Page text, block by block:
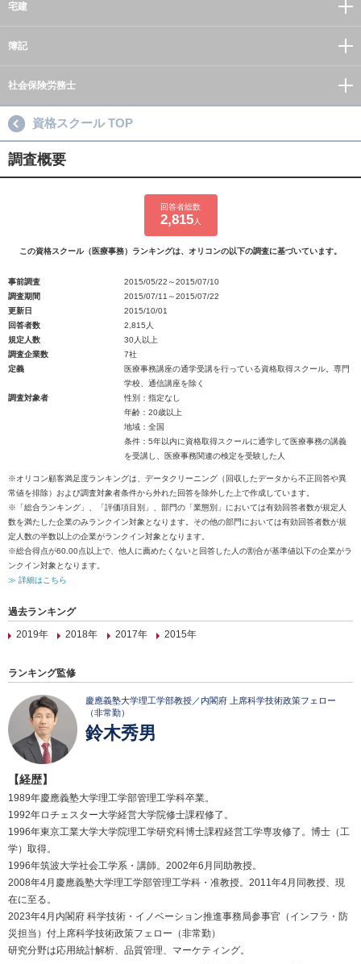
宅建
簿記
社会保険労務士
資格スクール TOP
調査概要
回答者総数
2,815人
この資格スクール（医療事務）ランキングは、オリコンの以下の調査に基づいています。
事前調査
2015/05/22～2015/07/10
調査期間
2015/07/11～2015/07/22
更新日
2015/10/01
回答者数
2,815人
規定人数
30人以上
調査企業数
7社
定義
医療事務講座の通学受講を行っている資格取得スクール。専門
学校、通信講座を除く
調査対象者
性別：指定なし
年齢：20歳以上
地域：全国
条件：5年以内に資格取得スクールに通学して医療事務の講義
を受講し、医療事務関連の検定を受験した人
※オリコン顧客満足度ランキングは、データクリーニング（回収したデータから不正回答や異
常値を排除）および調査対象者条件から外れた回答を除外した上で作成しています。
※「総合ランキング」、「評価項目別」、部門の「業態別」においては有効回答者数が規定人
数を満たした企業のみランクイン対象となります。その他の部門においては有効回答者数が規
定人数の半数以上の企業がランクイン対象となります。
※総合得点が60.00点以上で、他人に薦めたくないと回答した人の割合が基準値以下の企業がラ
ンクイン対象となります。
≫ 詳細はこちら
過去ランキング
2019年
2018年 2017年 2015年
ランキング監修
慶應義塾大学理工学部教授／内閣府 上席科学技術政策フェロー
（非常勤）
鈴木秀男
【経歴】
1989年慶應義塾大学理工学部管理工学科卒業。
1992年ロチェスター大学経営大学院修士課程修了。
1996年東京工業大学大学院理工学研究科博士課程経営工学専攻修了。博士（工
学）取得。
1996年筑波大学社会工学系・講師。2002年6月同助教授。
2008年4月慶應義塾大学理工学部管理工学科・准教授。2011年4月同教授、現
在に至る。
2023年4月内閣府 科学技術・イノベーション推進事務局参事官（インフラ・防
災担当）付上席科学技術政策フェロー（非常勤）
研究分野は応用統計解析、品質管理、マーケティング。